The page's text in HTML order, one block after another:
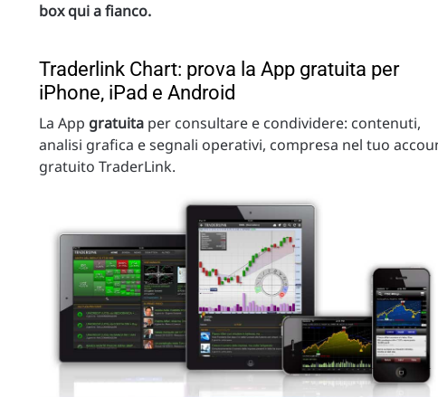
box qui a fianco.
Traderlink Chart: prova la App gratuita per
iPhone, iPad e Android
La App gratuita per consultare e condividere: contenuti,
analisi grafica e segnali operativi, compresa nel tuo
gratuito TraderLink.